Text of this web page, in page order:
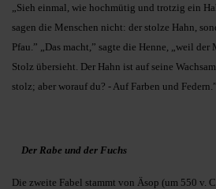
„Sieh einmal, wie hochmütig und trotzig ein
sagen die Menschen nicht: der stolze Hahn,
Pfau.” „Das macht,” sagte die Henne, „weil
Stolz übersieht. Der Hahn ist auf seine
stolz; aber worauf du? - Auf Farben und Federn.”
Der Rabe und der Fuchs
Die zweite Fabel stammt von Äsop (um 550 v.